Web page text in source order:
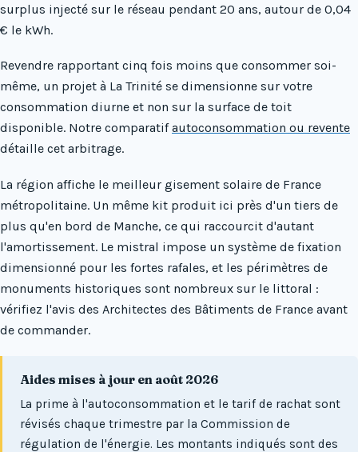
surplus injecté sur le réseau pendant 20 ans, autour de 0,04
€ le kWh.
Revendre rapportant cinq fois moins que consommer soi-
même, un projet à La Trinité se dimensionne sur votre
consommation diurne et non sur la surface de toit
disponible. Notre comparatifautoconsommation ou revente
détaille cet arbitrage.
La région affiche le meilleur gisement solaire de France
métropolitaine. Un même kit produit ici près d'un tiers de
plus qu'en bord de Manche, ce qui raccourcit d'autant
l'amortissement. Le mistral impose un système de fixation
dimensionné pour les fortes rafales, et les périmètres de
monuments historiques sont nombreux sur le littoral :
vérifiez l'avis des Architectes des Bâtiments de France avant
de commander.
Aides mises à jour en août 2026
La prime à l'autoconsommation et le tarif de rachat sont
révisés chaque trimestre par la Commission de
régulation de l'énergie. Les montants indiqués sont des